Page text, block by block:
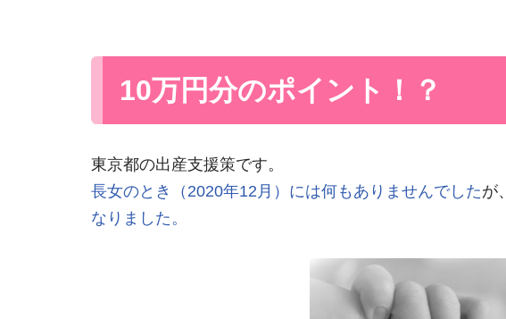
10万円分のポイント！？
東京都の出産支援策です。
長女のとき（2020年12月）には何もありませんでしたが、
なりました。